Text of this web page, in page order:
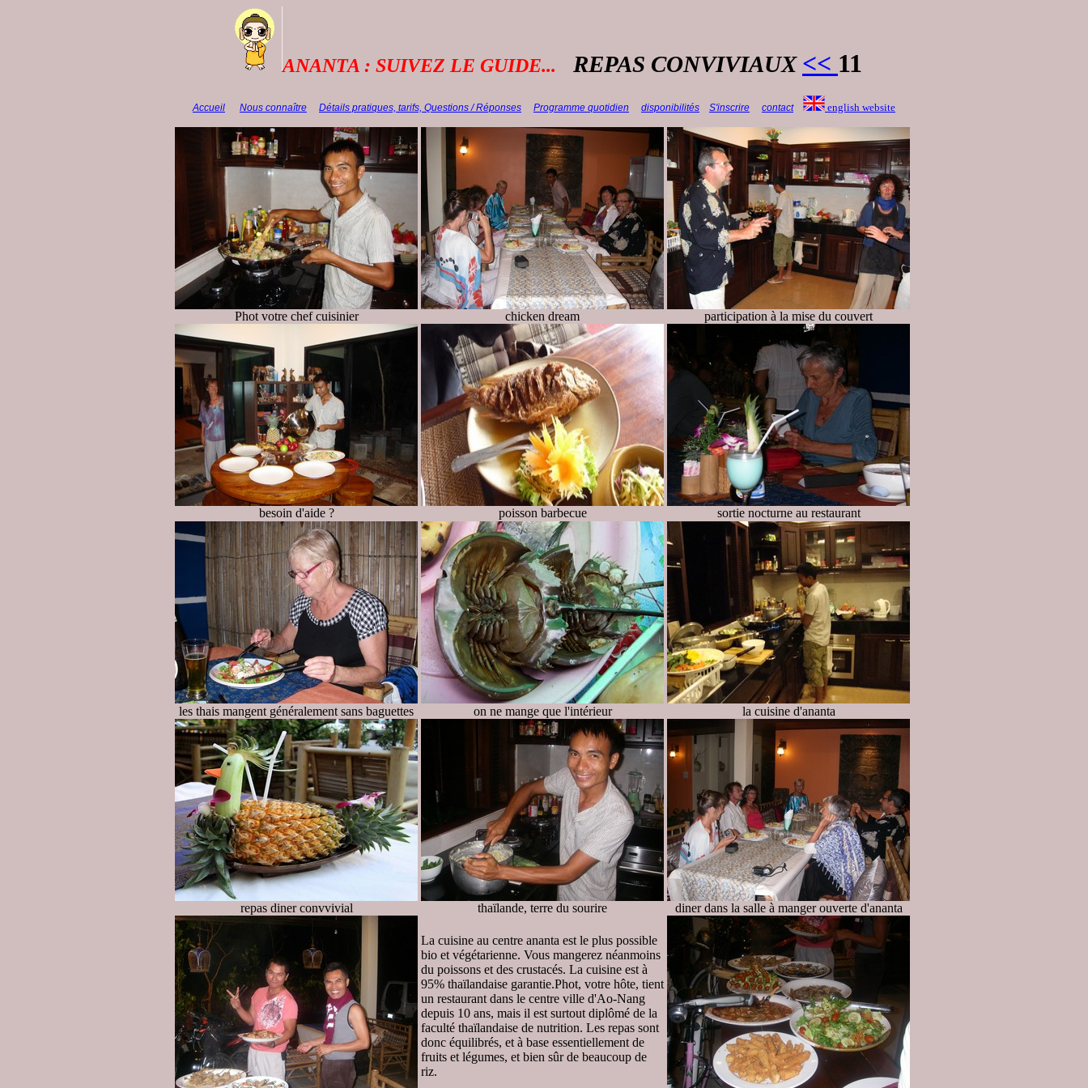
ANANTA : SUIVEZ LE GUIDE... REPAS CONVIVIAUX << 11
Accueil Nous connaître Détails pratiques, tarifs, Questions / Réponses Programme quotidien disponibilités S'inscrire contact english website
Phot votre chef cuisinier chicken dream participation à la mise du couvert
besoin d'aide ? poisson barbecue sortie nocturne au restaurant
les thais mangent généralement sans baguettes on ne mange que l'intérieur la cuisine d'ananta
repas diner convvivial thaïlande, terre du sourire diner dans la salle à manger ouverte d'ananta
La cuisine au centre ananta est le plus possible
bio et végétarienne. Vous mangerez néanmoins
du poissons et des crustacés. La cuisine est à
95% thaïlandaise garantie.Phot, votre hôte, tient
un restaurant dans le centre ville d'Ao-Nang
depuis 10 ans, mais il est surtout diplômé de la
faculté thaïlandaise de nutrition. Les repas sont
donc équilibrés, et à base essentiellement de
fruits et légumes, et bien sûr de beaucoup de
riz.